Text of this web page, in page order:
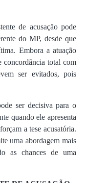
de acusação pode
do MP, desde que
Embora a atuação
concordância total com
ser evitados, pois
ser decisiva para o
quando ele apresenta
a tese acusatória.
uma abordagem mais
as chances de uma